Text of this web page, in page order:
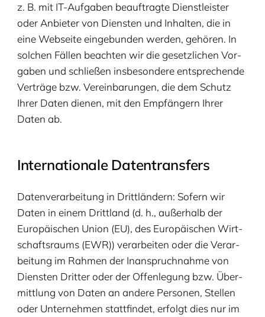
z. B. mit IT-Auf­ga­ben beauf­trag­te Dienst­leis­ter
oder Anbie­ter von Diens­ten und Inhal­ten, die in
eine Web­sei­te ein­ge­bun­den wer­den, gehö­ren. In
sol­chen Fäl­len beach­ten wir die gesetz­li­chen Vor­
ga­ben und schlie­ßen ins­be­son­de­re ent­spre­chen­de
Ver­trä­ge bzw. Ver­ein­ba­run­gen, die dem Schutz
Ihrer Daten die­nen, mit den Emp­fän­gern Ihrer
Daten ab.
Inter­na­tio­na­le Datentransfers
Daten­ver­ar­bei­tung in Dritt­län­dern: Sofern wir
Daten in einem Dritt­land (d. h., außer­halb der
Euro­päi­schen Uni­on (EU), des Euro­päi­schen Wirt­
schafts­raums (EWR)) ver­ar­bei­ten oder die Ver­ar­
bei­tung im Rah­men der Inan­spruch­nah­me von
Diens­ten Drit­ter oder der Offen­le­gung bzw. Über­
mitt­lung von Daten an ande­re Per­so­nen, Stel­len
oder Unter­neh­men statt­fin­det, erfolgt dies nur im